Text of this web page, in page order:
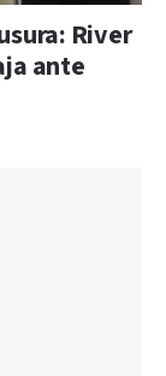
River
ante